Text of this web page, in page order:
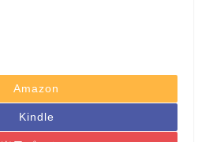
Amazon
Kindle